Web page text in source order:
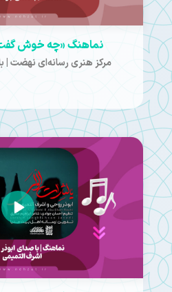
نماهنگ «چه خوش
مرکز هنری رسانه‌ای نهضت |